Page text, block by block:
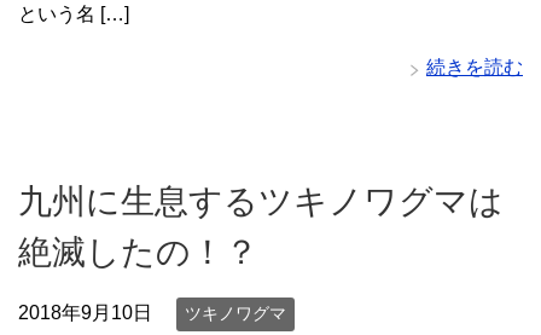
という名 […]
続きを読む
九州に生息するツキノワグマは
絶滅したの！？
2018年9月10日 ツキノワグマ